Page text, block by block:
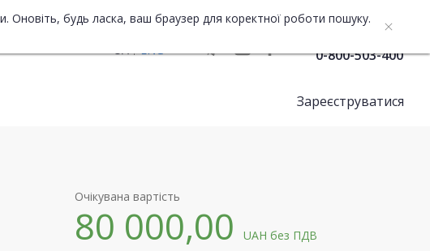
Оновіть, будь ласка, ваш браузер для коректної роботи пошуку.
UA
ENG 0-800-503-400
Зареєструватися
Очікувана вартість
80 000,00UAHбез ПДВ